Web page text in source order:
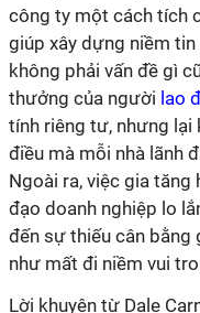
công ty một cách tích
giúp xây dựng niềm
không phải vấn đề gì
thưởng của người lao
tính riêng tư, nhưng lại
điều mà mỗi nhà lãnh
Ngoài ra, việc gia tăng
đạo doanh nghiệp lo
đến sự thiếu cân bằng
như mất đi niềm vui
Lời khuyên từ Dale